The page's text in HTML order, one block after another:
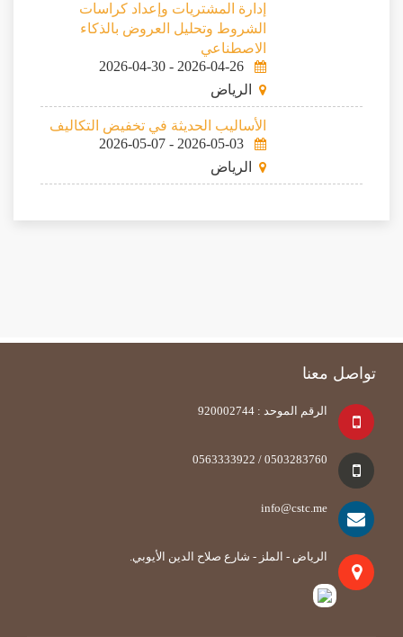
إدارة المشتريات وإعداد كراسات
الشروط وتحليل العروض بالذكاء
الاصطناعي
2026-04-26
-
2026-04-30
الرياض
الأساليب الحديثة في تخفيض التكاليف
2026-05-03
-
2026-05-07
الرياض
تواصل معنا
الرقم الموحد : 920002744
0503283760 / 0563333922
info@cstc.me
الرياض - الملز - شارع صلاح الدين الأيوبي.